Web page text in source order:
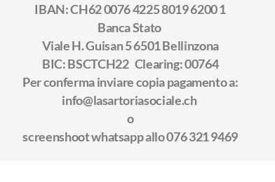
IBAN: CH62 0076 4225 8019 6200 1
Banca Stato
Viale H. Guisan 5 6501 Bellinzona
BIC: BSCTCH22 Clearing: 00764
Per conferma inviare copia pagamento a:
info@lasartoriasociale.ch
o
screenshoot whatsapp allo 076 321 9469